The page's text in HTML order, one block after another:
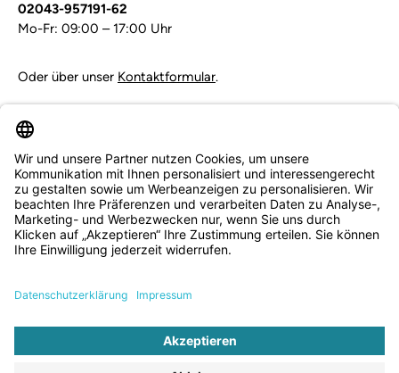
02043-957191-62
Mo-Fr: 09:00 – 17:00 Uhr
Oder über unser Kontaktformular.
Service & Beratung
Informationen